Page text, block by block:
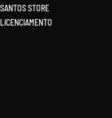
SANTOS STORE
LICENCIAMENTO